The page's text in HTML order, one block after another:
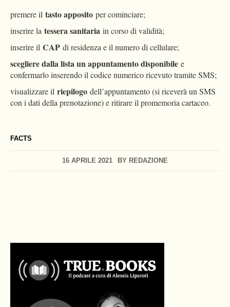
FACTS
16 APRILE 2021 BY REDAZIONE
premere il tasto apposito per cominciare;
inserire la tessera sanitaria in corso di validità;
inserire il CAP di residenza e il numero di cellulare;
scegliere dalla lista un appuntamento disponibile e
confermarlo inserendo il codice numerico ricevuto tramite SMS;
visualizzare il riepilogo dell’appuntamento (si riceverà un SMS
con i dati della prenotazione) e ritirare il promemoria cartaceo.